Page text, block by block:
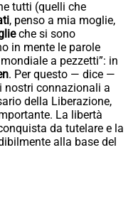
tutti (quelli che
, penso a mia moglie,
che si sono
in mente le parole
a pezzetti”: in
. Per questo — dice —
nostri connazionali a
della Liberazione,
La libertà
da tutelare e la
alla base del